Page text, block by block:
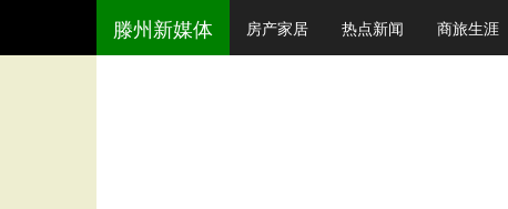
滕州新媒体 房产家居 热点新闻 商旅生涯